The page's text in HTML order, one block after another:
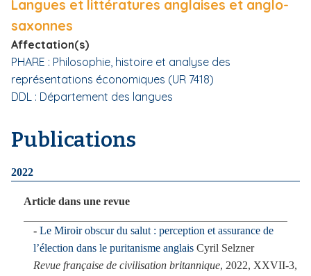
A
N
G
U
E
n
Langues et littératures anglaises et anglo-
saxonnes
Affectation(s)
PHARE : Philosophie, histoire et analyse des
représentations économiques (UR 7418)
DDL : Département des langues
Publications
2022
Article dans une revue
Le Miroir obscur du salut : perception et assurance de
l’élection dans le puritanisme anglais Cyril Selzner
Revue française de civilisation britannique, 2022, XXVII-3,